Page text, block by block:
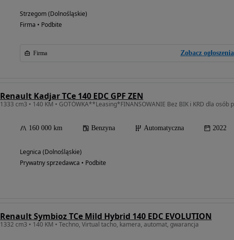
Strzegom (Dolnośląskie)
Firma • Podbite
Firma Zobacz ogłoszenia
Renault Kadjar TCe 140 EDC GPF ZEN
160 000 km Benzyna Automatyczna 2022
Legnica (Dolnośląskie)
Prywatny sprzedawca • Podbite
Renault Symbioz TCe Mild Hybrid 140 EDC EVOLUTION
1332 cm3 • 140 KM • Techno, Virtual tacho, kamera, automat, gwarancja